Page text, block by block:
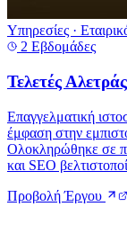
Προβολή Έργου